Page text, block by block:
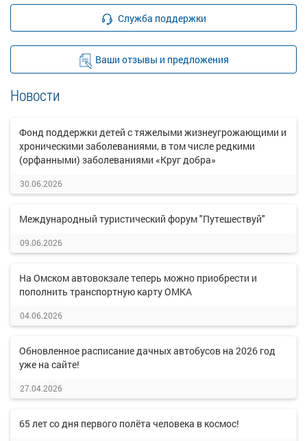
Служба поддержки
Ваши отзывы и предложения
Новости
Фонд поддержки детей с тяжелыми жизнеугрожающими и
хроническими заболеваниями, в том числе редкими
(орфанными) заболеваниями «Круг добра»
30.06.2026
Международный туристический форум "Путешествуй"
09.06.2026
На Омском автовокзале теперь можно приобрести и
пополнить транспортную карту ОМКА
04.06.2026
Обновленное расписание дачных автобусов на 2026 год
уже на сайте!
27.04.2026
65 лет со дня первого полёта человека в космос!